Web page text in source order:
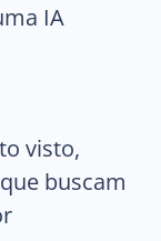
IA
visto,
buscam